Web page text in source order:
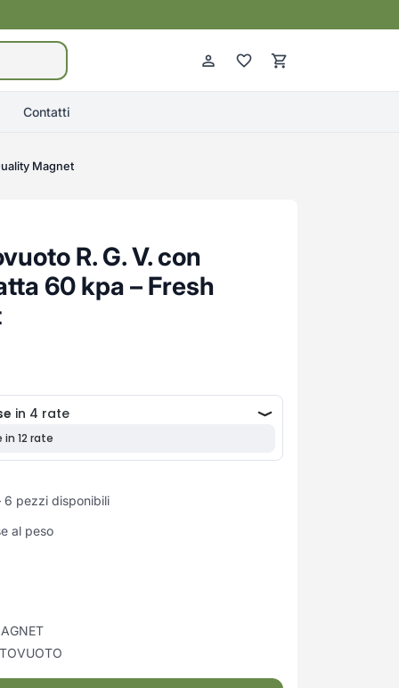
Contatti
Magnet
R. G. V. con
60 kpa – Fresh
pezzi disponibili
al peso